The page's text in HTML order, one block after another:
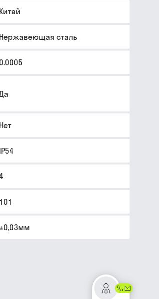
Китай
Нержавеющая сталь
0.0005
Нет
IP54
101
±0,03мм